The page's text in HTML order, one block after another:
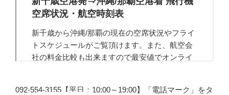
092-554-3155【平日：10:00～19:00】「電話マーク」をタ